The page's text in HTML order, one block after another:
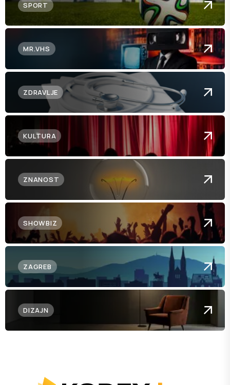
SPORT
MR.VHS
ZDRAVLJE
KULTURA
ZNANOST
SHOWBIZ
ZAGREB
DIZAJN